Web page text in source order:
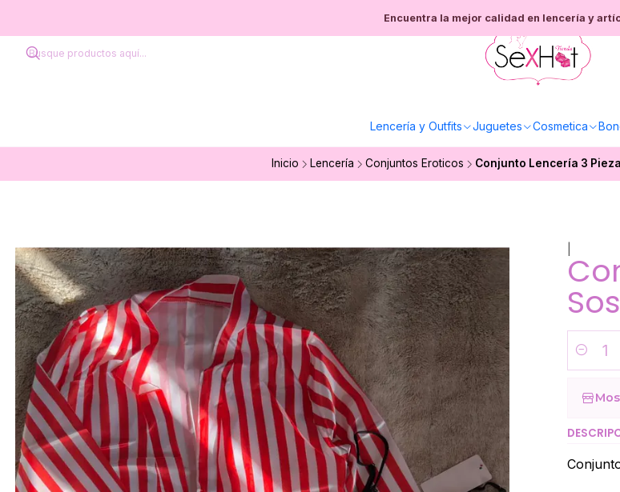
Lencería y Outfits Juguetes Cosmetica
Encuentra la mejor calidad en lencería y
Inicio Lencería Conjuntos Eroticos Conjunto Lencería 3
Cantidad